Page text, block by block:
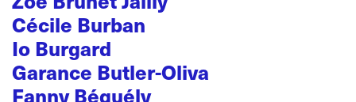
Cécile Burban
Io Burgard
Garance Butler-Oliva
Fanny Béguély